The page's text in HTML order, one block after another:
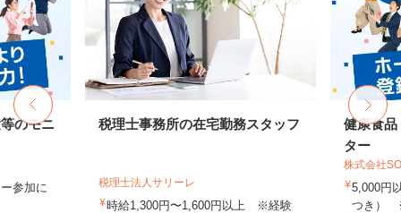
のモニ
参加に
税理士事務所の在宅勤務スタッフ
税理士法人サリーレ
時給1,300円〜1,600円以上 ※経験
健康食品
ター
株式会社
5,000円
つき）